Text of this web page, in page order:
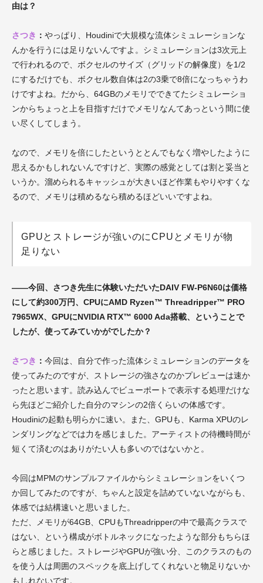
由は？
さつき ： やっぱり、Houdiniで大規模な流体シミュレーションな
んかを行うには足りないんですよ。シミュレーションは3次元上
で行われるので、ボクセルのサイズ（グリッドの解像度）を1/2
にするだけでも、ボクセル数自体は2の3乗で8倍になっちゃうわ
けですよね。だから、64GBのメモリでできてたシミュレーショ
ンからちょっと上を目指すだけでメモリなんてあっという間に使
い尽くしてしまう。
なので、メモリを倍にしたというととんでもなく増やしたように
思えるかもしれないんですけど、実際の感覚としては割と妥当と
いうか。溜められるキャッシュが大きいほど作業もやりやすくな
るので、メモリは積めるなら積めるほどいいですよね。
GPUとストレージが強いのにCPUとメモリが物
足りない
――今回、さつき先生に体験いただいたDAIV FW-P6N60は価格
にして約300万円、CPUにAMD Ryzen™ Threadripper™ PRO
7965WX、GPUにNVIDIA RTX™ 6000 Ada搭載、ということで
したが、使ってみていかがでしたか？
さつき ： 今回は、自分で作った流体シミュレーションのデータを
使ってみたのですが、ストレージの強さなのかプレビューは速か
ったと思います。 読み込んでビューポートで表示する処理だけな
ら先ほどご紹介した自分のマシンの2倍くらいの体感です。
Houdiniの起動も明らかに速い。
また、GPUも、Karma XPUのレ
ンダリングなどでは力を感じました。 アーティストの待機時間が
短くて済むのはありがたい人も多いのではないかと。
今回はMPMのサンプルファイルからシミュレーションをいくつ
か回してみたのですが、ちゃんと設定を詰めていないながらも、
体感では結構速いと思いました。
ただ、メモリが64GB、CPUもThreadripperの中で最高クラスで
はない、という構成がボトルネックになったような部分もちらほ
らと感じました。ストレージやGPUが強い分、このクラスのもの
を使う人は周囲のスペックを底上げしてくれないと物足りないか
もしれないです。